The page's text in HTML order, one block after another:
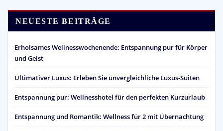
NEUESTE BEITRÄGE
Erholsames Wellnesswochenende: Entspannung pur für Körper
und Geist
Ultimativer Luxus: Erleben Sie unvergleichliche Luxus-Suiten
Entspannung pur: Wellnesshotel für den perfekten Kurzurlaub
Entspannung und Romantik: Wellness für 2 mit Übernachtung